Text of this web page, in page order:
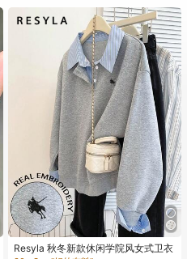
Resyla 秋冬新款休闲学院风女式卫衣